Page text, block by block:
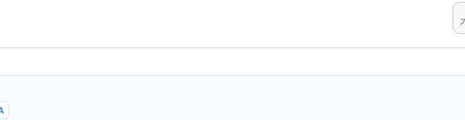
[속보] 민주,
정재헌 CEO,
최태원, 노소
하나금융, 명